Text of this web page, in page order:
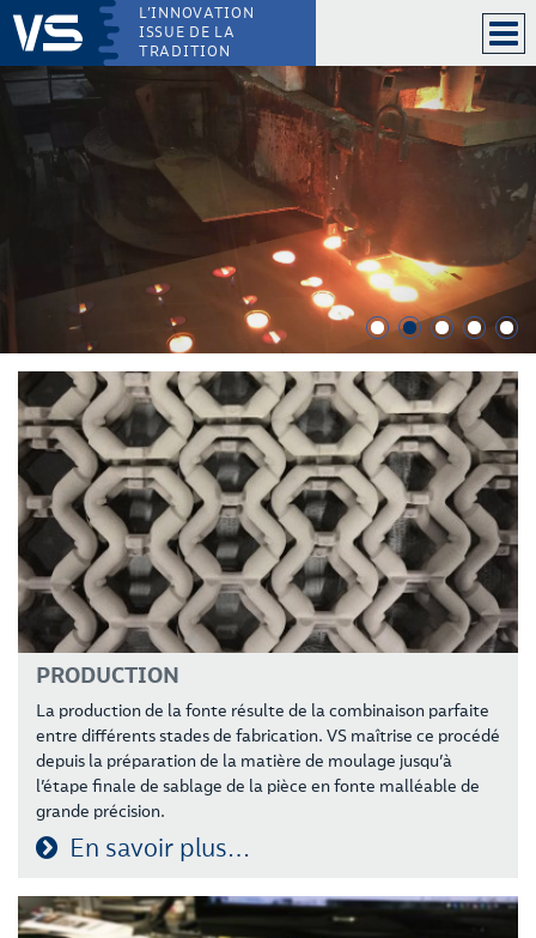
L’INNOVATION
ISSUE DE LA
TRADITION
PRODUCTION
La production de la fonte résulte de la combinaison parfaite
entre différents stades de fabrication. VS maîtrise ce procédé
depuis la préparation de la matière de moulage jusqu’à
l’étape finale de sablage de la pièce en fonte malléable de
grande précision.
En savoir plus…